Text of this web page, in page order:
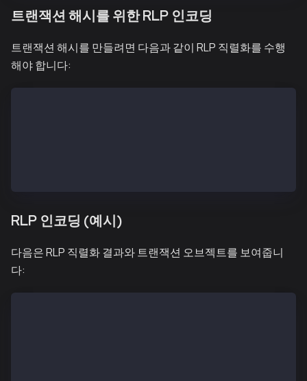
트랜잭션 해시를 위한 RLP 인코딩
트랜잭션 해시를 만들려면 다음과 같이 RLP 직렬화를 수행
해야 합니다:
RLP 인코딩 (예시)
다음은 RLP 직렬화 결과와 트랜잭션 오브젝트를 보여줍니
다: